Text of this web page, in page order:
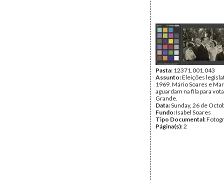
Pasta: 12371.001.043
Assunto:Eleições
1969. Mário Soares e
aguardam na fila para
Grande.
Data:Sunday, 26 de
Fundo:Isabel Soares
Tipo Documental:
Página(s):2